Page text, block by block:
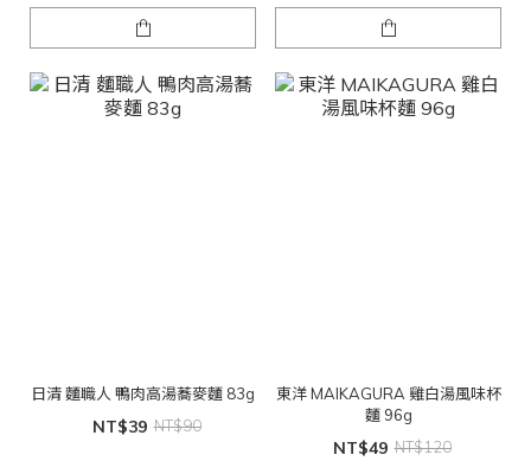
日清 麵職人 鴨肉高湯蕎麥麵 83g
NT$39 NT$90
東洋 MAIKAGURA 雞白湯風味杯
麵 96g
NT$49 NT$120